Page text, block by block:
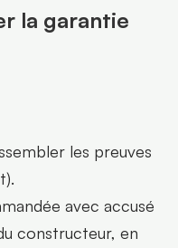
la garantie
les preuves
avec accusé
constructeur, en